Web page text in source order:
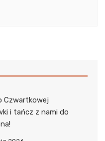
Czwartkowej
i tańcz z nami do